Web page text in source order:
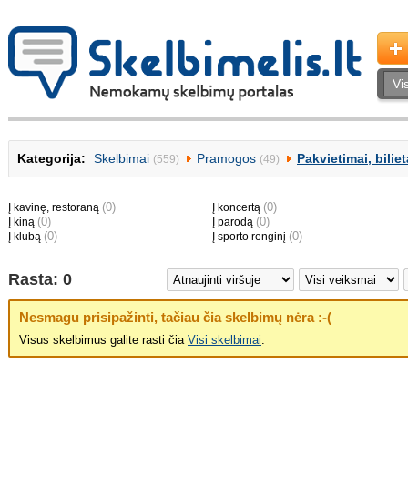
Kategorija: Skelbimai (559) Pramogos (49) Pakvietimai,
Į kavinę, restoraną (0)
Į kiną (0)
Į klubą (0)
Į koncertą (0)
Į parodą (0)
Į sporto renginį (0)
Rasta: 0
Nesmagu prisipažinti, tačiau čia skelbimų nėra :-(
Visus skelbimus galite rasti čia Visi skelbimai.